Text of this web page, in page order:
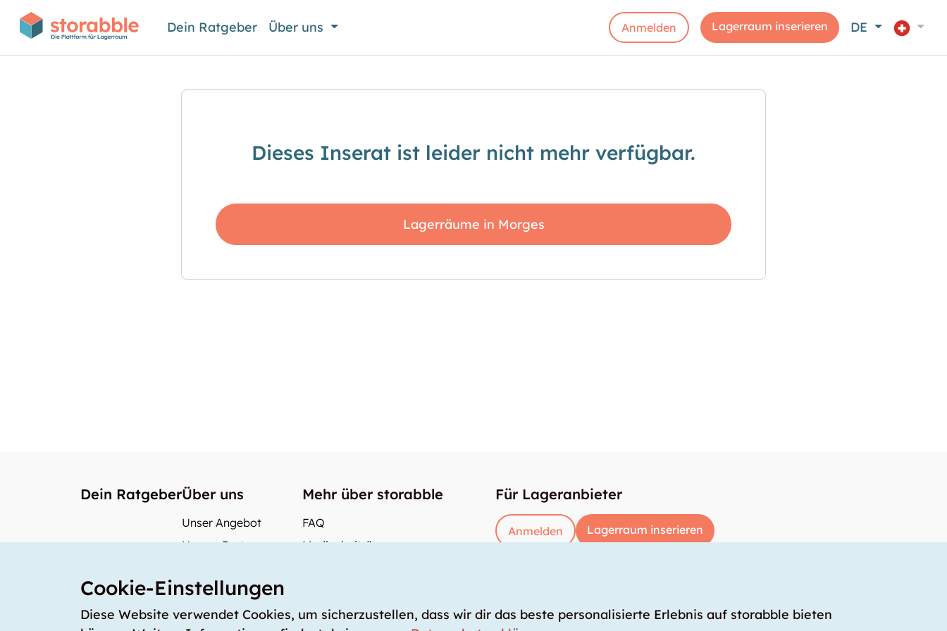
Dein Ratgeber Über uns Anmelden Lagerraum inserieren DE
Dieses Inserat ist leider nicht mehr verfügbar.
Lagerräume in Morges
Dein RatgeberÜber uns
Unser Angebot
Unsere Partner
Unsere Preise
storabble Deutschland
Mehr über storabble
FAQ
Medienbeiträge
Für Lageranbieter
Anmelden Lagerraum inserieren
Cookie-Einstellungen
Diese Website verwendet Cookies, um sicherzustellen, dass wir dir das beste personalisierte Erlebnis auf storabble bieten